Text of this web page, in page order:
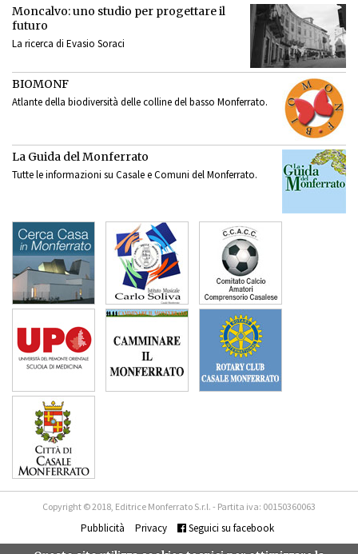
Moncalvo: uno studio per progettare il
futuro
La ricerca di Evasio Soraci
BIOMONF
Atlante della biodiversità delle colline del basso Monferrato.
La Guida del Monferrato
Tutte le informazioni su Casale e Comuni del Monferrato.
Copyright © 2018, Editrice Monferrato S.r.l. - Partita iva: 00150360063
Pubblicità Privacy Seguici su facebook